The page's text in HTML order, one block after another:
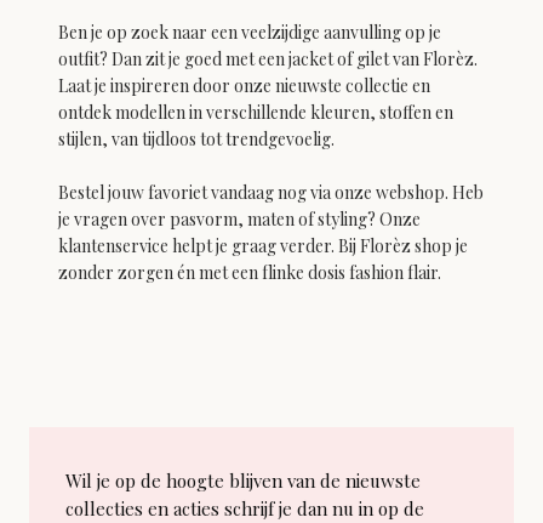
Ben je op zoek naar een veelzijdige aanvulling op je
outfit? Dan zit je goed met een jacket of gilet van Florèz.
Laat je inspireren door onze nieuwste collectie en
ontdek modellen in verschillende kleuren, stoffen en
stijlen, van tijdloos tot trendgevoelig.
Bestel jouw favoriet vandaag nog via onze webshop. Heb
je vragen over pasvorm, maten of styling? Onze
klantenservice helpt je graag verder. Bij Florèz shop je
zonder zorgen én met een flinke dosis fashion flair.
Wil je op de hoogte blijven van de nieuwste
collecties en acties schrijf je dan nu in op de